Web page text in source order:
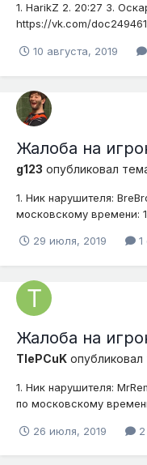
1. HarikZ 2. 20:27 3.
https://vk.com/
10 августа, 2019
Жалоба на
g123 опубликовал
1. Ник нарушителя:
московскому времени:
4. Доказательства
29 июля, 2019 1
Жалоба на
TIePCuK опубликовал
1. Ник нарушителя:
по московскому
26 июля, 2019